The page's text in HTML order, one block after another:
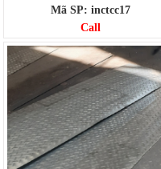
Mã SP: inctcc17
Call